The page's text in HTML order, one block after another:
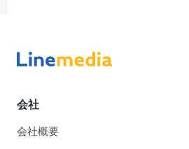
会社
会社概要